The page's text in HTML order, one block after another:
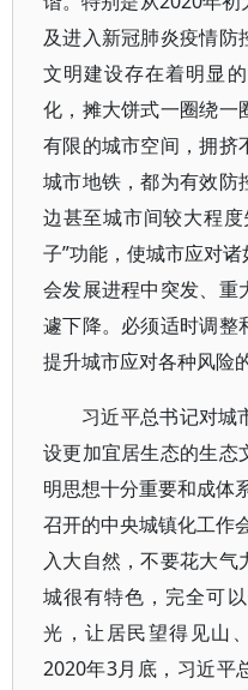
及进入新冠肺炎疫情防
文明建设存在着明显
化，摊大饼式一圈绕一
有限的城市空间，拥挤
城市地铁，都为有效防
边甚至城市间较大程
子”功能，使城市应对
会发展进程中突发、重
遽下降。必须适时调整
提升城市应对各种风险
习近平总书记对城
设更加宜居生态的生态
明思想十分重要和成体
召开的中央城镇化工作
入大自然，不要花大气
城很有特色，完全可
光，让居民望得见山
2020年3月底，习近平